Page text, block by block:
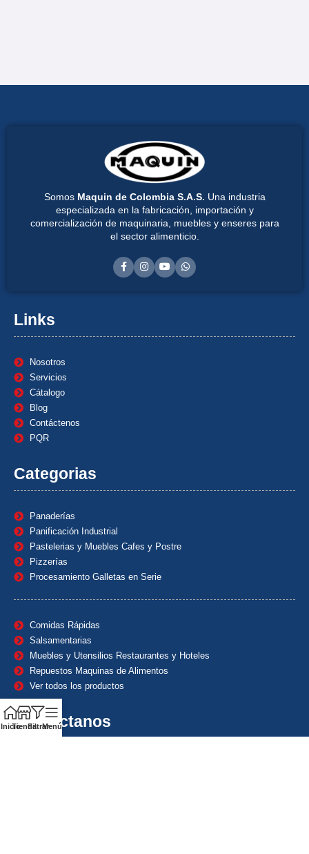
Somos Maquin de Colombia S.A.S. Una industria
especializada en la fabricación, importación y
comercialización de maquinaria, muebles y enseres para
el sector alimenticio.
Links
Nosotros
Servicios
Cátalogo
Blog
Contáctenos
PQR
Categorias
Panaderías
Panificación Industrial
Pastelerias y Muebles Cafes y Postre
Pizzerías
Procesamiento Galletas en Serie
Comidas Rápidas
Salsamentarias
Muebles y Utensilios Restaurantes y Hoteles
Repuestos Maquinas de Alimentos
Ver todos los productos
Contáctanos
InicioTiendaFiltrarMenú